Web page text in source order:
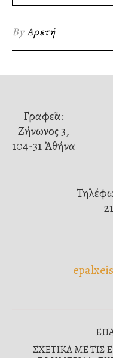
ByΑρετή
Γραφεῖα:
Ζήνωνος 3,
104-31 Ἀθήνα
ΣΧΕΤΙΚΑ ΜΕ ΤΙΣ